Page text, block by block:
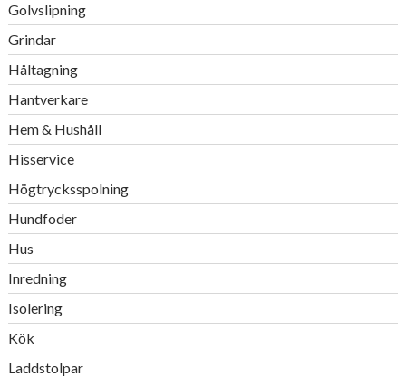
Golvslipning
Grindar
Håltagning
Hantverkare
Hem & Hushåll
Hisservice
Högtrycksspolning
Hundfoder
Hus
Inredning
Isolering
Kök
Laddstolpar